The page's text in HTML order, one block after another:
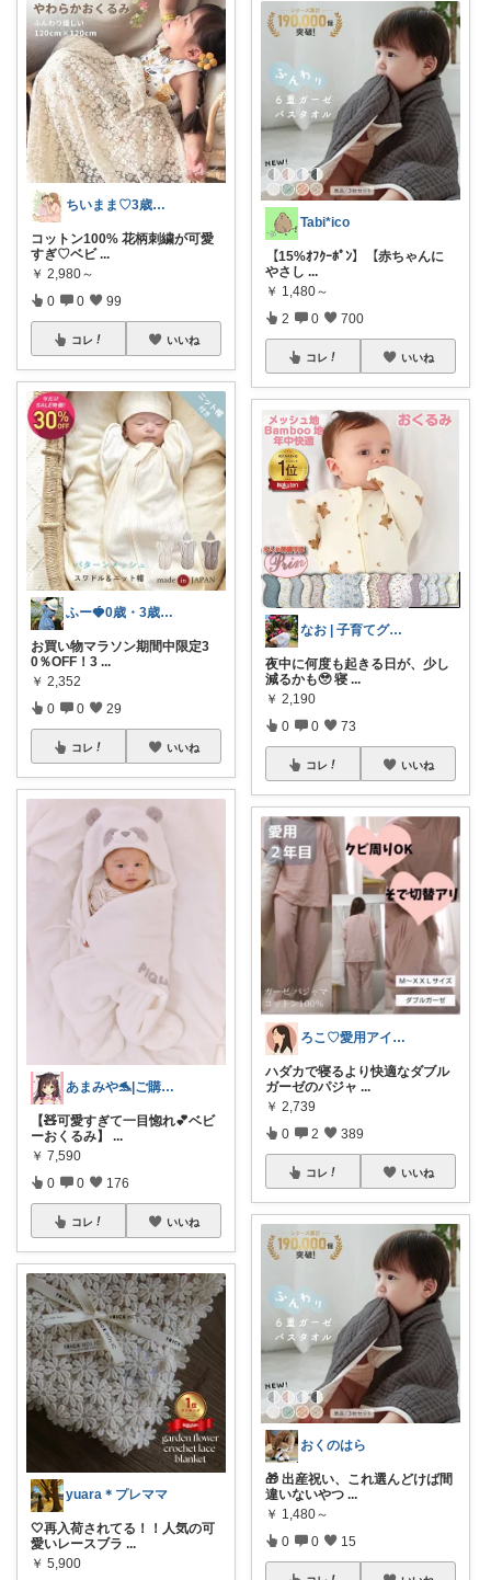
ちいまま♡3歳＆0歳
コットン100% 花柄刺繍が可愛
すぎ♡ベビ ...
￥ 2,980～
0 0 99
コレ いいね
ふー🍓0歳・3歳のワンオペママ
お買い物マラソン期間中限定3
0％OFF！3 ...
￥ 2,352
0 0 29
コレ いいね
あまみや🐬|ご購入感謝です👏🏻❤️
【🧸可愛すぎて一目惚れ💕ベビ
ーおくるみ】 ...
￥ 7,590
0 0 176
コレ いいね
yuara＊プレママ
🤍再入荷されてる！！人気の可
愛いレースブラ ...
￥ 5,900
Tabi*ico
【15%ｵﾌｸｰﾎﾟﾝ】【赤ちゃんに
やさし ...
￥ 1,480～
2 0 700
コレ いいね
なお | 子育てグッズ🐣‪
夜中に何度も起きる日が、少し
減るかも🥹 寝 ...
￥ 2,190
0 0 73
コレ いいね
ろこ♡愛用アイテム❤️
ハダカで寝るより快適なダブル
ガーゼのパジャ ...
￥ 2,739
0 2 389
コレ いいね
おくのはら
🎁 出産祝い、これ選んどけば間
違いないやつ ...
￥ 1,480～
0 0 15